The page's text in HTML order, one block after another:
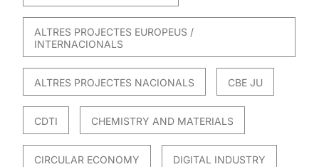
ALTRES PROJECTES EUROPEUS /
INTERNACIONALS
ALTRES PROJECTES NACIONALS CBE JU
CDTI CHEMISTRY AND MATERIALS
CIRCULAR ECONOMY DIGITAL INDUSTRY